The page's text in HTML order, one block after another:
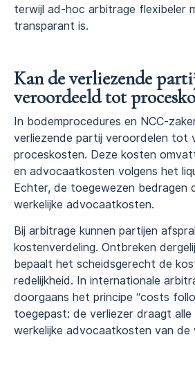
terwijl ad-hoc arbitrage flexibeler
transparant is.
Kan de verliezende
veroordeeld tot
In bodemprocedures en NCC-
verliezende partij veroordelen tot
proceskosten. Deze kosten
en advocaatkosten volgens het
Echter, de toegewezen bedragen
werkelijke advocaatkosten.
Bij arbitrage kunnen partijen
kostenverdeling. Ontbreken
bepaalt het scheidsgerecht de
redelijkheid. In internationale
doorgaans het principe “costs
toegepast: de verliezer draagt alle
werkelijke advocaatkosten van de